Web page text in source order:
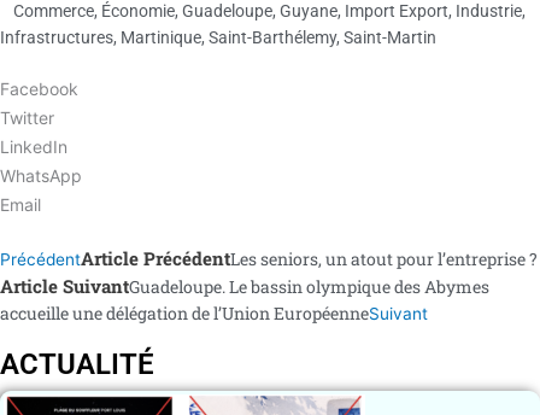
Commerce, Économie, Guadeloupe, Guyane, Import Export, Industrie,
Infrastructures, Martinique, Saint-Barthélemy, Saint-Martin
Facebook
Twitter
LinkedIn
WhatsApp
Email
PrécédentArticle PrécédentLes seniors, un atout pour l’entreprise ?
Article SuivantGuadeloupe. Le bassin olympique des Abymes
accueille une délégation de l’Union EuropéenneSuivant
ACTUALITÉ